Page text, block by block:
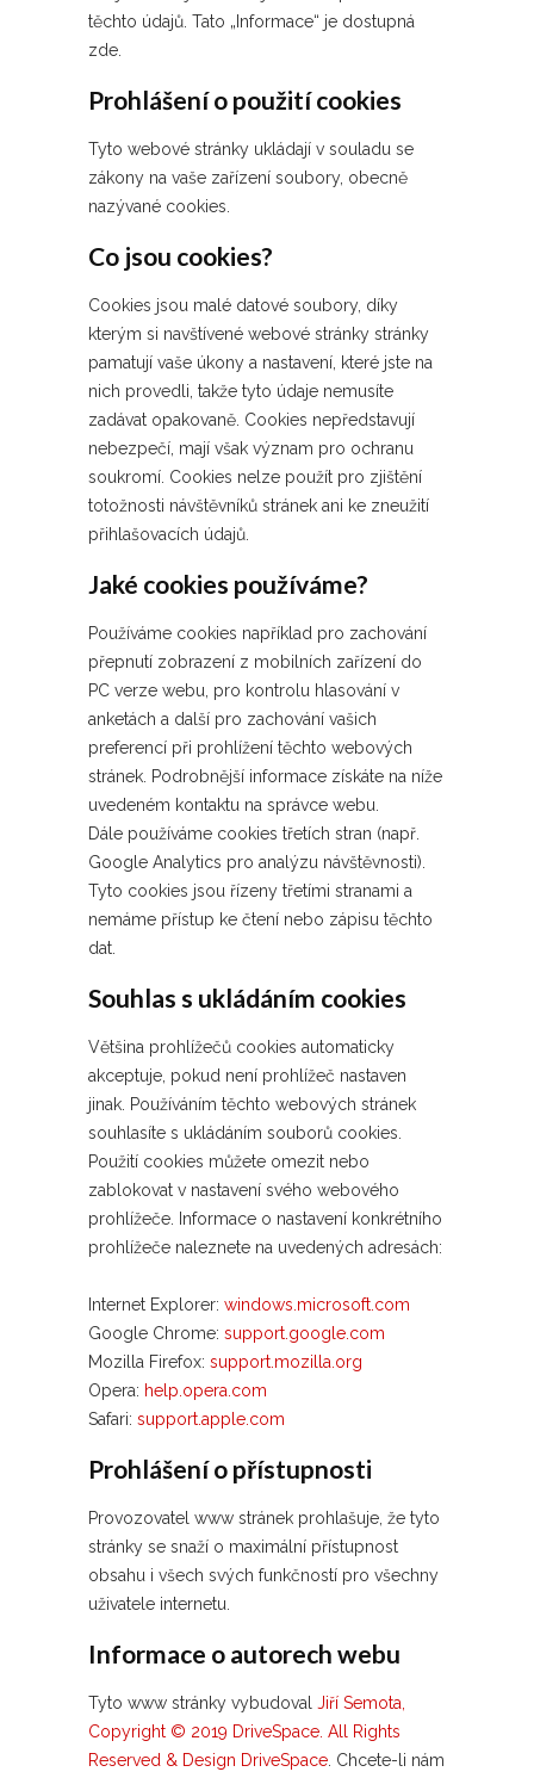
těchto údajů. Tato „Informace“ je dostupná
zde.
Prohlášení o použití cookies
Tyto webové stránky ukládají v souladu se
zákony na vaše zařízení soubory, obecně
nazývané cookies.
Co jsou cookies?
Cookies jsou malé datové soubory, díky
kterým si navštívené webové stránky stránky
pamatují vaše úkony a nastavení, které jste na
nich provedli, takže tyto údaje nemusíte
zadávat opakovaně. Cookies nepředstavují
nebezpečí, mají však význam pro ochranu
soukromí. Cookies nelze použít pro zjištění
totožnosti návštěvníků stránek ani ke zneužití
přihlašovacích údajů.
Jaké cookies používáme?
Používáme cookies například pro zachování
přepnutí zobrazení z mobilních zařízení do
PC verze webu, pro kontrolu hlasování v
anketách a další pro zachování vašich
preferencí při prohlížení těchto webových
stránek. Podrobnější informace získáte na níže
uvedeném kontaktu na správce webu.
Dále používáme cookies třetích stran (např.
Google Analytics pro analýzu návštěvnosti).
Tyto cookies jsou řízeny třetími stranami a
nemáme přístup ke čtení nebo zápisu těchto
dat.
Souhlas s ukládáním cookies
Většina prohlížečů cookies automaticky
akceptuje, pokud není prohlížeč nastaven
jinak. Používáním těchto webových stránek
souhlasíte s ukládáním souborů cookies.
Použití cookies můžete omezit nebo
zablokovat v nastavení svého webového
prohlížeče. Informace o nastavení konkrétního
prohlížeče naleznete na uvedených adresách:
Internet Explorer: windows.microsoft.com
Google Chrome: support.google.com
Mozilla Firefox: support.mozilla.org
Opera: help.opera.com
Safari: support.apple.com
Prohlášení o přístupnosti
Provozovatel www stránek prohlašuje, že tyto
stránky se snaží o maximální přístupnost
obsahu i všech svých funkčností pro všechny
uživatele internetu.
Informace o autorech webu
Tyto www stránky vybudoval Jiří Semota,
Copyright © 2019 DriveSpace. All Rights
Reserved & Design DriveSpace. Chcete-li nám